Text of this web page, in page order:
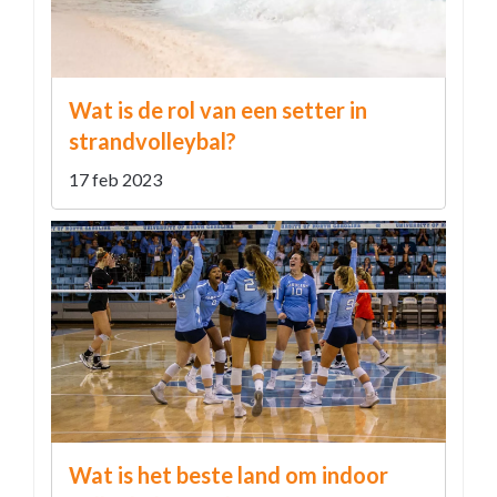
Wat is de rol van een setter in
strandvolleybal?
17 feb 2023
Wat is het beste land om indoor